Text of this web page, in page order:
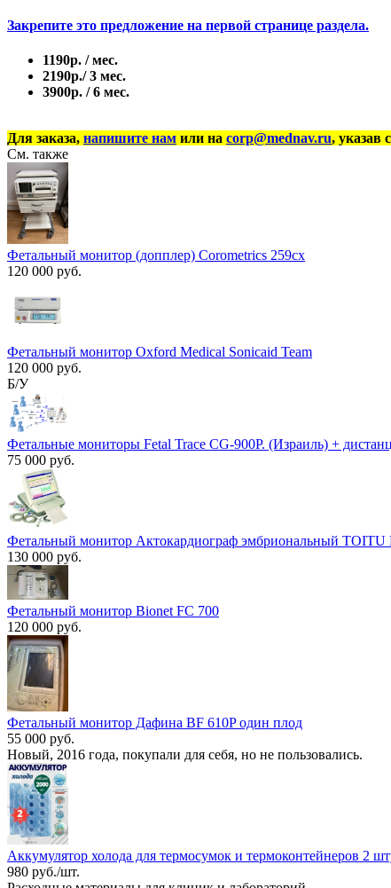
Закрепите это предложение на первой странице раздела.
1190р. / мес.
2190р./ 3 мес.
3900р. / 6 мес.
Для заказа, напишите нам или на corp@mednav.ru, указав
См. также
Фетальный монитор (допплер) Corometrics 259cx
120 000 руб.
Фетальный монитор Oxford Medical Sonicaid Team
120 000 руб.
Б/У
Фетальные мониторы Fetal Trace CG-900P. (Израиль) +
75 000 руб.
Фетальный монитор Актокардиограф эмбриональный TOITU
130 000 руб.
Фетальный монитор Bionet FC 700
120 000 руб.
Фетальный монитор Дафина BF 610P один плод
55 000 руб.
Новый, 2016 года, покупали для себя, но не пользовались.
Аккумулятор холода для термосумок и термоконтейнеров 2
980 руб./шт.